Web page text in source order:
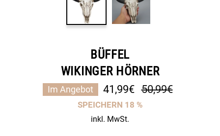
BÜFFEL
WIKINGER HÖRNER
Im Angebot 41,99€
Normaler
Preis
50,99€
SPEICHERN 18 %
inkl. MwSt.